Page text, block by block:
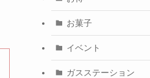
お菓子
イベント
ガスステーション